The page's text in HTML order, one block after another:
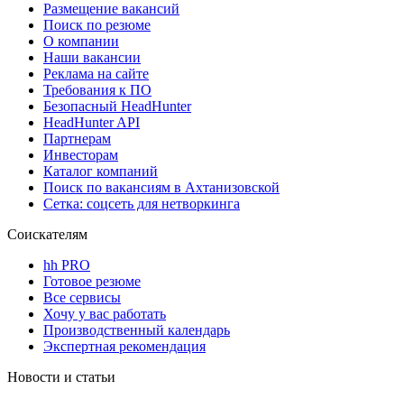
Размещение вакансий
Поиск по резюме
О компании
Наши вакансии
Реклама на сайте
Требования к ПО
Безопасный HeadHunter
HeadHunter API
Партнерам
Инвесторам
Каталог компаний
Поиск по вакансиям в Ахтанизовской
Сетка: соцсеть для нетворкинга
Соискателям
hh PRO
Готовое резюме
Все сервисы
Хочу у вас работать
Производственный календарь
Экспертная рекомендация
Новости и статьи